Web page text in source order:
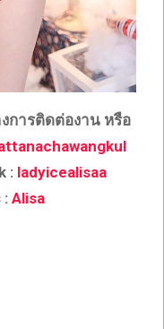
การติดต่องาน หรือ
: ladyicealisaa
: Alisa